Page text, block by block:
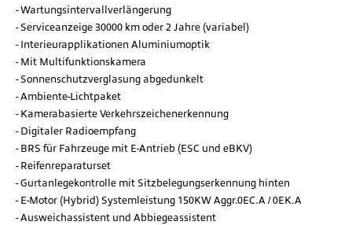
Wartungsintervallverlängerung
Serviceanzeige 30000 km oder 2 Jahre (variabel)
Interieurapplikationen Aluminiumoptik
Mit Multifunktionskamera
Sonnenschutzverglasung abgedunkelt
Ambiente-Lichtpaket
Kamerabasierte Verkehrszeichenerkennung
Digitaler Radioempfang
BRS für Fahrzeuge mit E-Antrieb (ESC und eBKV)
Reifenreparaturset
Gurtanlegekontrolle mit Sitzbelegungserkennung hinten
E-Motor (Hybrid) Systemleistung 150KW Aggr.0EC.A / 0EK.A
Ausweichassistent und Abbiegeassistent